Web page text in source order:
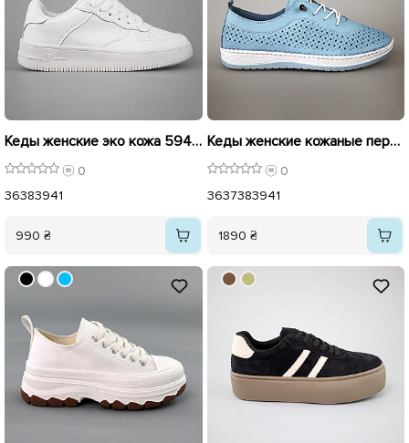
Кеды женские эко кожа 594369 Белые
0
36383941
990 ₴
Кеды женские кожаные перфорация 594311 Голубой
0
3637383941
1890 ₴